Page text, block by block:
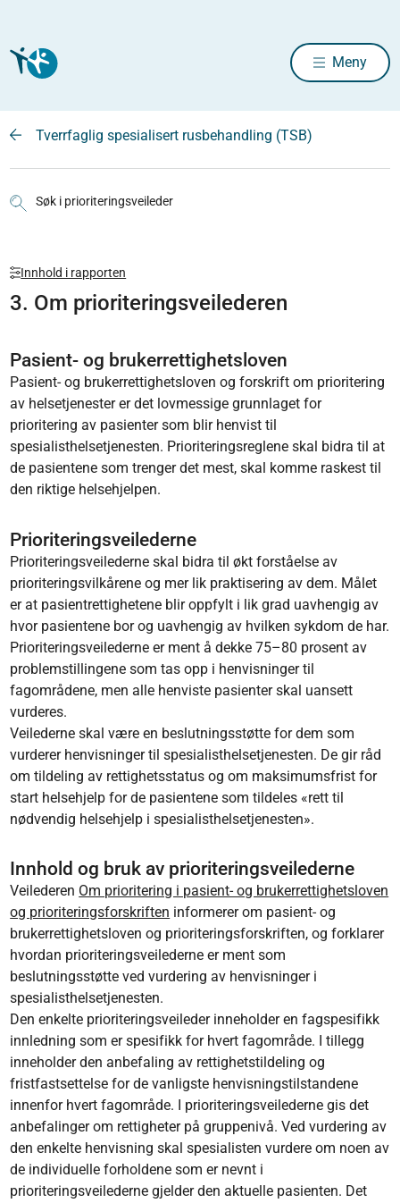
Meny
Tverrfaglig spesialisert rusbehandling (TSB)
Søk i prioriteringsveileder
Innhold i rapporten
3. Om prioriteringsveilederen
Pasient- og brukerrettighetsloven
Pasient- og brukerrettighetsloven og forskrift om prioritering
av helsetjenester er det lovmessige grunnlaget for
prioritering av pasienter som blir henvist til
spesialisthelsetjenesten. Prioriteringsreglene skal bidra til at
de pasientene som trenger det mest, skal komme raskest til
den riktige helsehjelpen.
Prioriteringsveilederne
Prioriteringsveilederne skal bidra til økt forståelse av
prioriteringsvilkårene og mer lik praktisering av dem. Målet
er at pasientrettighetene blir oppfylt i lik grad uavhengig av
hvor pasientene bor og uavhengig av hvilken sykdom de har.
Prioriteringsveilederne er ment å dekke 75–80 prosent av
problemstillingene som tas opp i henvisninger til
fagområdene, men alle henviste pasienter skal uansett
vurderes.
Veilederne skal være en beslutningsstøtte for dem som
vurderer henvisninger til spesialisthelsetjenesten. De gir råd
om tildeling av rettighetsstatus og om maksimumsfrist for
start helsehjelp for de pasientene som tildeles «rett til
nødvendig helsehjelp i spesialisthelsetjenesten».
Innhold og bruk av prioriteringsveilederne
Veilederen Om prioritering i pasient- og brukerrettighetsloven
og prioriteringsforskriften informerer om pasient- og
brukerrettighetsloven og prioriteringsforskriften, og forklarer
hvordan prioriteringsveilederne er ment som
beslutningsstøtte ved vurdering av henvisninger i
spesialisthelsetjenesten.
Den enkelte prioriteringsveileder inneholder en fagspesifikk
innledning som er spesifikk for hvert fagområde. I tillegg
inneholder den anbefaling av rettighetstildeling og
fristfastsettelse for de vanligste henvisningstilstandene
innenfor hvert fagområde. I prioriteringsveilederne gis det
anbefalinger om rettigheter på gruppenivå. Ved vurdering av
den enkelte henvisning skal spesialisten vurdere om noen av
de individuelle forholdene som er nevnt i
prioriteringsveilederne gjelder den aktuelle pasienten. Det